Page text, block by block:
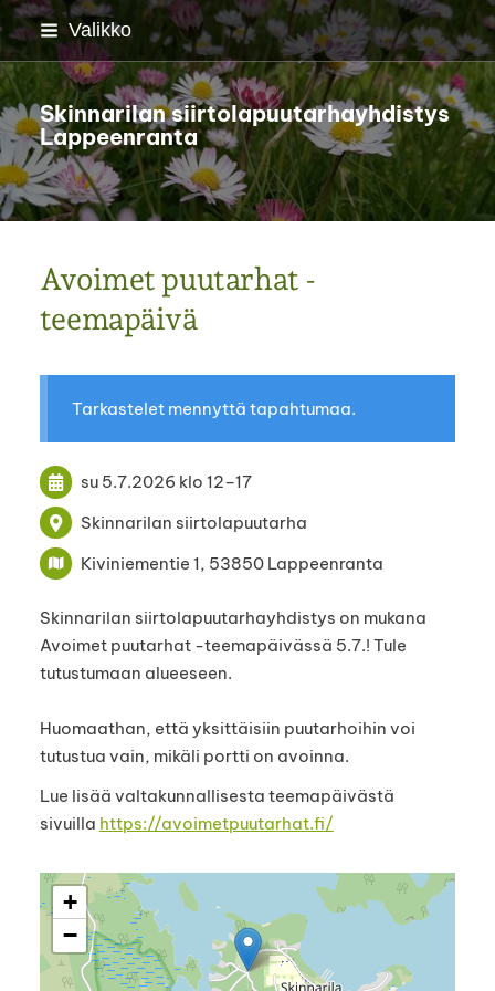
Siirry
sivun
sisältöön
Valikko
Skinnarilan siirtolapuutarhayhdistys
Lappeenranta
Avoimet puutarhat -
teemapäivä
Tarkastelet mennyttä tapahtumaa.
su 5.7.2026 klo 12–17
Skinnarilan siirtolapuutarha
Kiviniementie 1, 53850 Lappeenranta
Skinnarilan siirtolapuutarhayhdistys on mukana
Avoimet puutarhat -teemapäivässä 5.7.! Tule
tutustumaan alueeseen.
Huomaathan, että yksittäisiin puutarhoihin voi
tutustua vain, mikäli portti on avoinna.
Lue lisää valtakunnallisesta teemapäivästä
sivuilla https://avoimetpuutarhat.fi/
+
−